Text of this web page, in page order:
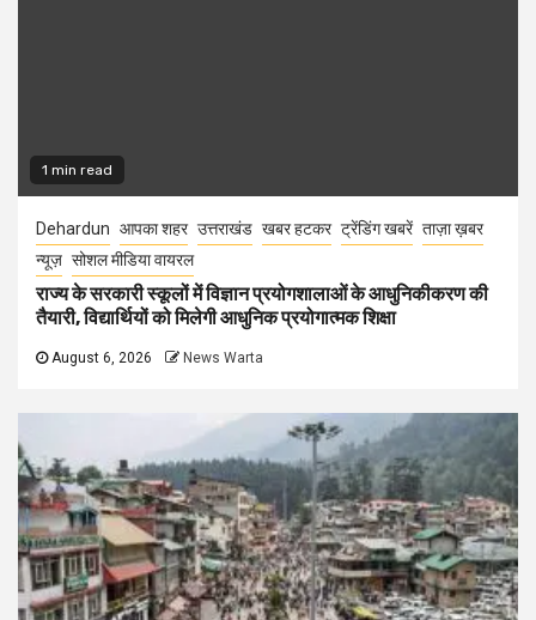
1 min read
Dehardun आपका शहर उत्तराखंड खबर हटकर ट्रेंडिंग खबरें ताज़ा ख़बर
न्यूज़ सोशल मीडिया वायरल
राज्य के सरकारी स्कूलों में विज्ञान प्रयोगशालाओं के आधुनिकीकरण की
तैयारी, विद्यार्थियों को मिलेगी आधुनिक प्रयोगात्मक शिक्षा
August 6, 2026 News Warta